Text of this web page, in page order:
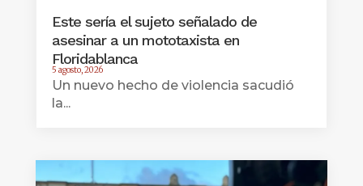
Este sería el sujeto señalado de
asesinar a un mototaxista en
Floridablanca
5 agosto, 2026
Un nuevo hecho de violencia sacudió
la...